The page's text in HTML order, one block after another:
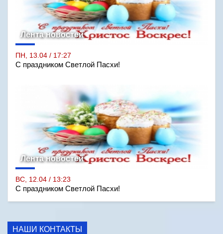
Лента новостей
ПН, 13.04 / 17:27
С праздником Светлой Пасхи!
Лента новостей
ВС, 12.04 / 13:23
С праздником Светлой Пасхи!
НАШИ КОНТАКТЫ